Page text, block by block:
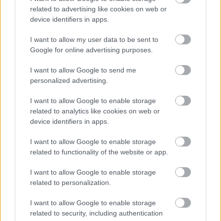
related to advertising like cookies on web or
device identifiers in apps.
I want to allow my user data to be sent to
Google for online advertising purposes.
I want to allow Google to send me
personalized advertising.
I want to allow Google to enable storage
related to analytics like cookies on web or
device identifiers in apps.
I want to allow Google to enable storage
related to functionality of the website or app.
I want to allow Google to enable storage
related to personalization.
I want to allow Google to enable storage
related to security, including authentication
már több mint 60 ezren látták. A filmünneppel a
nyakunkon a 100 ezres forduló garantált. Nem fékez
41,5%-kal könnyebb most, mint egy hete, de
legalább átküzdötte magát a 100 ezer nézőn. A 150
Fórum terjesztése egy hónappal premierje után is 10
ezer látogató felett mozog hétvégi szinten - és a
> végszó & ami jön
... mint ahogy sok más film is: olcsóbb napok
köszöntenek csütörtöktől, ezt a
Fűrész: Újra játékban
igyekszik legnagyobb hévvel kihasználni a premierek
közül, de a kisebb aspiránsok, azaz a
Dzsungel
Suburbiconis sokat nyerészkedhet. Az első hely
viszont marad azŰrviharé.
> a top 10, október 19 - 22. (csütörtök-vasárnap; * =
csütörtök-hétfő)